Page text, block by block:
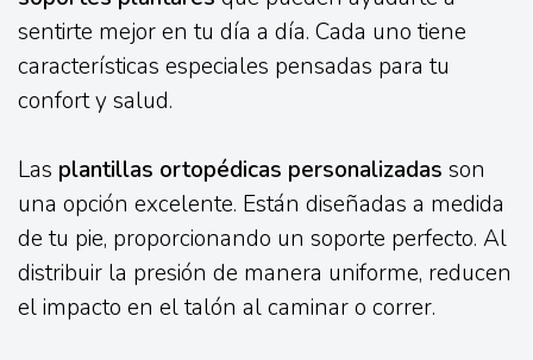
sentirte mejor en tu día a día. Cada uno tiene
características especiales pensadas para tu
confort y salud.
Las plantillas ortopédicas personalizadas son
una opción excelente. Están diseñadas a medida
de tu pie, proporcionando un soporte perfecto. Al
distribuir la presión de manera uniforme, reducen
el impacto en el talón al caminar o correr.